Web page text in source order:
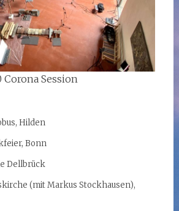
Session
Hilden
Bonn
Dellbrück
(mit Markus Stockhausen),